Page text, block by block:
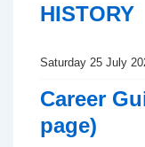
HISTORY
Saturday 25 July
Career
page)